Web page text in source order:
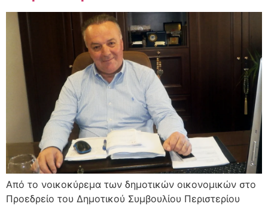
Από το νοικοκύρεμα των δημοτικών οικονομικών στο
Προεδρείο του Δημοτικού Συμβουλίου Περιστερίου